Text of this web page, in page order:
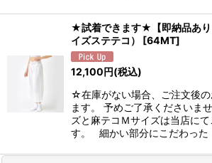
★試着できます★【即納品あり
イズステテコ）
[64MT]
12,100円(税込)
☆在庫がない場合、ご注文後の
ます。 予めご了承くださいま
ズと麻テコＭサイズは当店にて
す。 細かい部分にこだわった